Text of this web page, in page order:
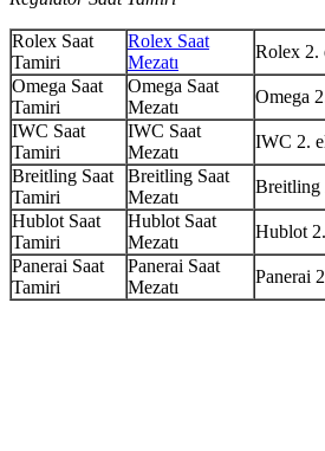
Rolex Saat
Tamiri
Rolex Saat
Mezatı
Rolex 2.
Omega Saat
Tamiri
Omega Saat
Mezatı
Omega
IWC Saat
Tamiri
IWC Saat
Mezatı
IWC 2.
Breitling Saat
Tamiri
Breitling Saat
Mezatı
Breitling
Hublot Saat
Tamiri
Hublot Saat
Mezatı
Hublot
Panerai Saat
Tamiri
Panerai Saat
Mezatı
Panerai